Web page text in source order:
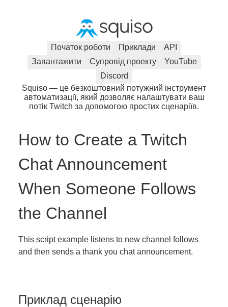
Початок роботи Приклади
API
Завантажити
Супровід проекту
YouTube
Discord
Squiso — це безкоштовний потужний інструмент
автоматизації, який дозволяє налаштувати ваш
потік Twitch за допомогою простих сценаріїв.
How to Create a Twitch
Chat Announcement
When Someone Follows
the Channel
This script example listens to new channel follows
and then sends a thank you chat announcement.
Приклад сценарію